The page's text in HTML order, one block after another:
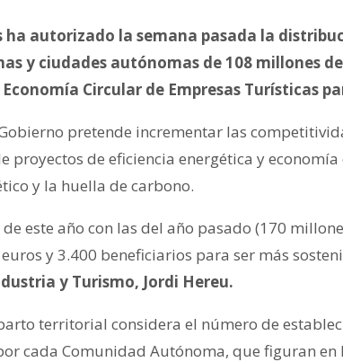
ha autorizado la semana pasada la
y ciudades autónomas de 108 millones
Circular de Empresas Turísticas
pretende incrementar las
proyectos de eficiencia energética y
y la huella de carbono.
este año con las del año pasado (170
y 3.400 beneficiarios para ser más
y Turismo, Jordi Hereu.
territorial considera el número de
cada Comunidad Autónoma, que figuran en